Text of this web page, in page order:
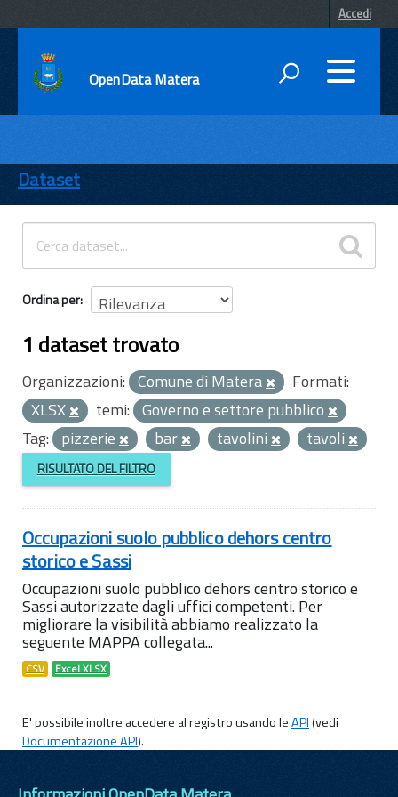
Accedi
OpenData Matera
ENTI
TEMI
INFORMAZIONI
Dataset
Ordina per
1 dataset trovato
Organizzazioni: Comune di Matera
Formati:
XLSX
temi: Governo e settore pubblico
Tag: pizzerie bar tavolini tavoli
RISULTATO DEL FILTRO
Occupazioni suolo pubblico dehors centro
storico e Sassi
Occupazioni suolo pubblico dehors centro storico e
Sassi autorizzate dagli uffici competenti. Per
migliorare la visibilità abbiamo realizzato la
seguente MAPPA collegata...
CSV Excel XLSX
E' possibile inoltre accedere al registro usando leAPI(vedi
Documentazione API).